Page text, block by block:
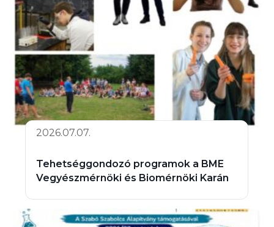
2026.07.07.
Tehetséggondozó programok a BME
Vegyészmérnöki és Biomérnöki Karán